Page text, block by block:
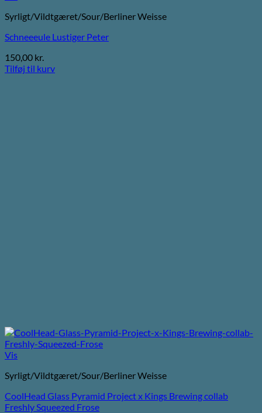
Syrligt/Vildtgæret/Sour/Berliner Weisse
Schneeeule Lustiger Peter
150,00 kr.
Tilføj til kurv
Vis
Syrligt/Vildtgæret/Sour/Berliner Weisse
CoolHead Glass Pyramid Project x Kings Brewing collab
Freshly Squeezed Frose